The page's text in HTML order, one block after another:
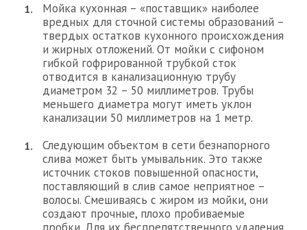
Мойка кухонная – «поставщик» наиболее
вредных для сточной системы образований –
твердых остатков кухонного происхождения
и жирных отложений. От мойки с сифоном
гибкой гофрированной трубкой сток
отводится в канализационную трубу
диаметром 32 – 50 миллиметров. Трубы
меньшего диаметра могут иметь уклон
канализации 50 миллиметров на 1 метр.
Следующим объектом в сети безнапорного
слива может быть умывальник. Это также
источник стоков повышенной опасности,
поставляющий в слив самое неприятное –
волосы. Смешиваясь с жиром из мойки, они
создают прочные, плохо пробиваемые